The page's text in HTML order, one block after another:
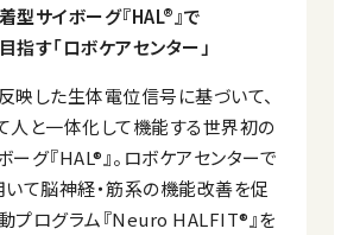
型サイボーグ『HAL®』で
目指す「ロボケアセンター」
映した生体電位信号に基づいて、
人と一体化して機能する世界初の
グ『HAL®』。ロボケアセンターで
いて脳神経・筋系の機能改善を促
プログラム『Neuro HALFIT®』を